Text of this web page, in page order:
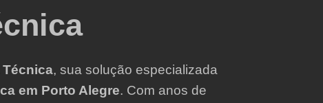
, sua solução especializada
em Porto Alegre. Com anos de